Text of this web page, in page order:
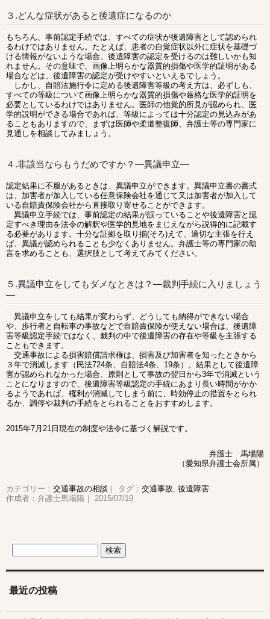
３.どんな症状があると後遺症になるのか
もちろん、事前認定手続では、すべての症状が後遺障害として認められ
るわけではありません。たとえば、患者の自覚症状以外に症状を基礎づ
ける情報がないような場合、後遺障害の認定を受けるのは難しいかも知
れません。その意味で、画像上明らかな器質的損傷や医学的証明がある
場合などは、後遺障害の認定が受けやすいといえるでしょう。
しかし、自賠法施行令に定める後遺障害等級の考え方は、必ずしも、
すべての等級について画像上明らかな器質的損傷や厳格な医学的証明を
必要としているわけではありません。医師の他覚的所見が認められ、医
学的説明ができる場合であれば、等級によっては十分認定の見込みがあ
ることもありますので、まずは医師や柔道整復師、弁護士等の専門家に
見通しを相談してみましょう。
４.非該当ならもうだめですか？―異議申立―
認定結果に不服があるときは、異議申立ができます。異議申立書の書式
は、加害者が加入している任意保険会社を通じて又は加害者が加入して
いる自賠責保険会社から直接取り寄せることができます。
異議申立手続では、事前認定の結果が誤っていることや後遺障害と認
定すべき理由を法令の解釈や医学的見地をまじえながら説得的に記載す
る必要があります。十分な証拠を取り揃(そろ)えて、適切な主張を行え
ば、異議が認められることも少なくありません。弁護士等の専門家の助
言を求めることも、選択肢として考えてみてください。
５.異議申立をしてもダメなときは？―裁判手続に入りましょう
―
異議申立をしても結果が変わらず、どうしても納得ができない場合
や、歩行者と自転車の事故などで自賠責保険が使えない場合は、後遺障
害等級認定手続ではなく、裁判の中で後遺障害の存在や等級を主張する
こともできます。
交通事故による損害賠償請求権は、損害及び加害者を知ったときから
３年で消滅します（民法724条、自賠法4条、19条）。結果として後遺障
害が認められなかった場合、原則として事故の翌日から3年で消滅という
ことになりますので、後遺障害等級認定の手続にあまり長い時間がかか
るようであれば、権利が消滅してしまう前に、時効停止の措置をとられ
るか、調停や裁判の手続をとられることをおすすめします。
2015年7月21日現在の制度や法令に基づく解説です。
弁護士 馬場陽
（愛知県弁護士会所属）
カテゴリー： 交通事故の相談 ｜ タグ： 交通事故, 後遺障害
作成者：弁護士馬場陽｜ 2015/07/19
最近の投稿